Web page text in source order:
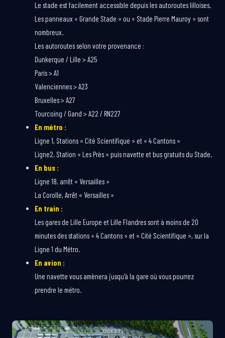
Le stade est facilement accessible depuis les autoroutes lilloises.
Les panneaux « Grande Stade » ou « Stade Pierre Mauroy » sont
nombreux.
Les autoroutes selon votre provenance :
Dunkerque / Lille > A25
Paris > A1
Valenciennes > A23
Bruxelles > A27
Tourcoing / Gand > A22 / RN227
En métro :
Ligne 1, Stations « Cité Scientifique » et « 4 Cantons »
Ligne2, Station « Les Près » puis navette et bus gratuits du Stade.
En bus :
Ligne 18, arrêt « Versailles »
La Corolle, Arrêt « Versailles »
En train :
Les gares de Lille Europe et Lille Flandres sont à moins de 20
minutes des stations « 4 Cantons » et « Cité Scientifique », sur la
Ligne 1 du Métro.
En avion :
Une navette vous amènera jusqu’à la gare où vous pourrez
prendre le métro.